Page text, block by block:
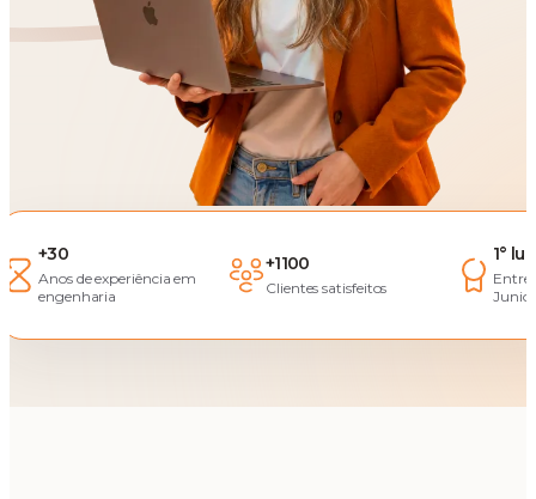
+30
Anos de experiência em
engenharia
+1100
Clientes satisfeitos
1°
Entre